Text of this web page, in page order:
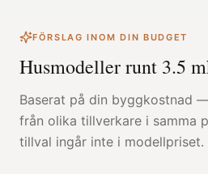
FÖRSLAG INOM DIN BUDGET
Husmodeller runt 3.5
Baserat på din byggkostnad
från olika tillverkare i samma
tillval ingår inte i modellpriset.